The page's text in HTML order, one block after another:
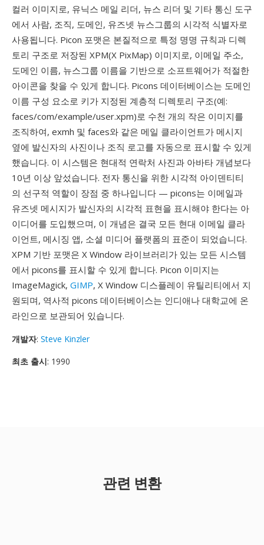
컬러 이미지로, 유닉스 메일 리더, 뉴스 리더 및 기타 통신 도구
에서 사람, 조직, 도메인, 유즈넷 뉴스그룹의 시각적 식별자로
사용됩니다. Picon 포맷은 본질적으로 특정 명명 규칙과 디렉
토리 구조로 저장된 XPM(X PixMap) 이미지로, 이메일 주소,
도메인 이름, 뉴스그룹 이름을 기반으로 소프트웨어가 적절한
아이콘을 찾을 수 있게 합니다. Picons 데이터베이스는 도메인
이름 구성 요소로 키가 지정된 계층적 디렉토리 구조(예:
faces/com/example/user.xpm)로 수천 개의 작은 이미지를
조직하여, exmh 및 faces와 같은 메일 클라이언트가 메시지
옆에 발신자의 사진이나 조직 로고를 자동으로 표시할 수 있게
했습니다. 이 시스템은 현대적 연락처 사진과 아바타 개념보다
10년 이상 앞섰습니다. 전자 통신을 위한 시각적 아이덴티티
의 선구적 역할이 장점 중 하나입니다 — picons는 이메일과
유즈넷 메시지가 발신자의 시각적 표현을 표시해야 한다는 아
이디어를 도입했으며, 이 개념은 결국 모든 현대 이메일 클라
이언트, 메시징 앱, 소셜 미디어 플랫폼의 표준이 되었습니다.
XPM 기반 포맷은 X Window 라이브러리가 있는 모든 시스템
에서 picons를 표시할 수 있게 합니다. Picon 이미지는
ImageMagick, GIMP, X Window 디스플레이 유틸리티에서 지
원되며, 역사적 picons 데이터베이스는 인디애나 대학교에 온
라인으로 보관되어 있습니다.
개발자: Steve Kinzler
최초 출시: 1990
관련 변환